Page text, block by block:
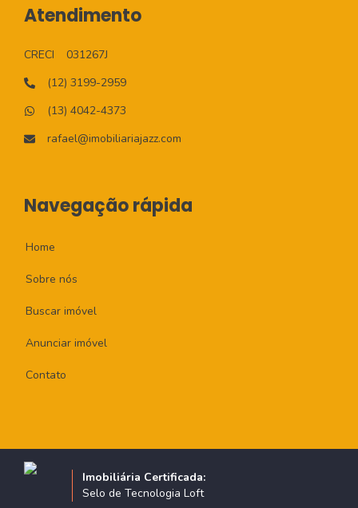
Atendimento
CRECI
031267J
(12) 3199-2959
(13) 4042-4373
rafael@imobiliariajazz.com
Navegação rápida
Home
Sobre nós
Buscar imóvel
Anunciar imóvel
Contato
Imobiliária Certificada:
Selo de Tecnologia Loft